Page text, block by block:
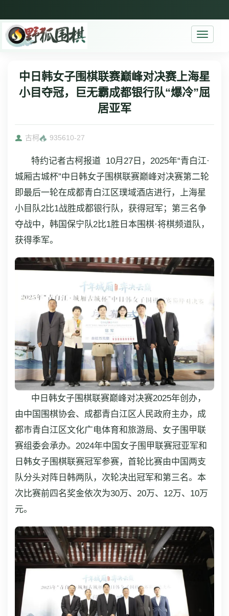
Toggle
中日韩女子围棋联赛巅峰对决赛上海星
小目夺冠，巨无霸成都银行队“爆冷”屈
居亚军
古柯 935610-27
特约记者古柯报道 10月27日，2025年“青白江·
城厢古城杯”中日韩女子围棋联赛巅峰对决赛第二轮
即最后一轮在成都青白江区璞域酒店进行，上海星
小目队2比1战胜成都银行队，获得冠军；第三名争
夺战中，韩国保宁队2比1胜日本围棋·将棋频道队，
获得季军。
中日韩女子围棋联赛巅峰对决赛2025年创办，
由中国围棋协会、成都青白江区人民政府主办，成
都市青白江区文化广电体育和旅游局、女子围甲联
赛组委会承办。2024年中国女子围甲联赛冠亚军和
日韩女子围棋联赛冠军参赛，首轮比赛由中国两支
队分头对阵日韩两队，次轮决出冠军和第三名。本
次比赛前四名奖金依次为30万、20万、12万、10万
元。